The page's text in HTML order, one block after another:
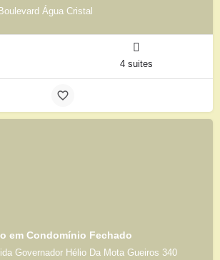
Água Cristal
4 suites
em Condomínio Fechado
Governador Hélio Da Mota Gueiros 340